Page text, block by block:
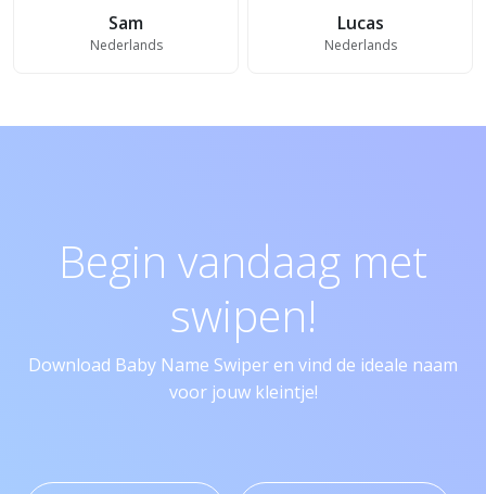
Sam
Nederlands
Lucas
Nederlands
Begin vandaag met
swipen!
Download Baby Name Swiper en vind de ideale naam
voor jouw kleintje!